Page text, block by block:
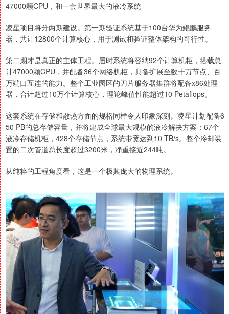
47000颗CPU，和一套世界最大的液冷系统
凌星项目将分两期建设。第一期验证系统基于100台华为鲲鹏服务
器，共计12800个计算核心，用于测试和验证整体架构的可行性。
第二期才是真正的主体工程。届时系统将容纳92个计算机柜，搭载总
计47000颗CPU，并配备36个网络机柜，具备扩展至数十万节点、百
万端口互连的能力。整个工业园区的刀片服务器集群将配备x86处理
器，合计超过10万个计算核心，理论峰值性能超过10 Petaflops。
这套系统在存储和散热方面的规格同样令人印象深刻。凌星计划配备6
50 PB的总存储容量，并将建成全球最大规模的液冷解决方案：67个
液冷存储机柜，428个存储节点，系统带宽达到10 TB/s。整个冷却装
置的二次管道总长度超过3200米，净重接近244吨。
从纯粹的工程角度看，这是一个极其庞大的物理系统。